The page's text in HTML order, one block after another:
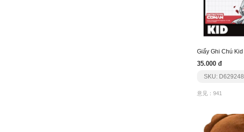
Giấy Ghi Chú Kid
35.000 đ
SKU: D629248
意见：941